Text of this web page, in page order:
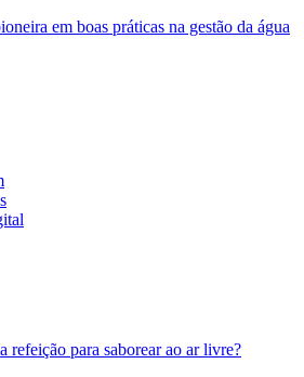
em boas práticas na gestão da água
refeição para saborear ao ar livre?